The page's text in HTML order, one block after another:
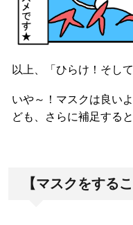
以上、「ひらけ！そし
いや～！マスクは良い
ども、さらに補足する
【マスクをする